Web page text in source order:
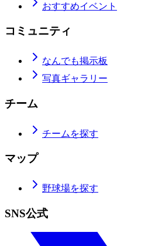
おすすめイベント
コミュニティ
なんでも掲示板
写真ギャラリー
チーム
チームを探す
マップ
野球場を探す
SNS公式